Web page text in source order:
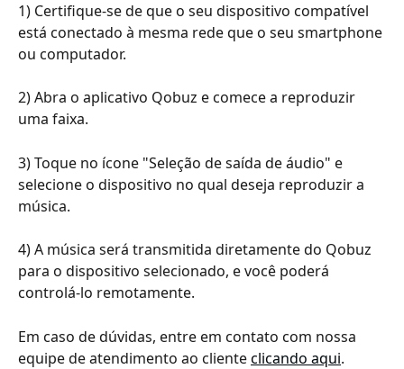
1) Certifique-se de que o seu dispositivo compatível
está conectado à mesma rede que o seu smartphone
ou computador.
2) Abra o aplicativo Qobuz e comece a reproduzir
uma faixa.
3) Toque no ícone "Seleção de saída de áudio" e
selecione o dispositivo no qual deseja reproduzir a
música.
4) A música será transmitida diretamente do Qobuz
para o dispositivo selecionado, e você poderá
controlá-lo remotamente.
Em caso de dúvidas, entre em contato com nossa
equipe de atendimento ao cliente clicando aqui.